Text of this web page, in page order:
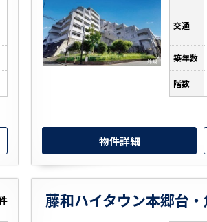
交通
築年数
階数
物件詳細